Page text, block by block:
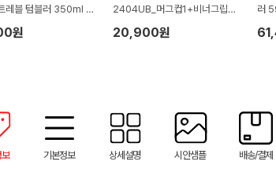
레블 텀블러 350ml 도
기프팅
원
2404UB_머그컵1+비너그립미
니우산1)
20,900원
러
세트
기본정보 상세설명 시안샘플 배송/결제